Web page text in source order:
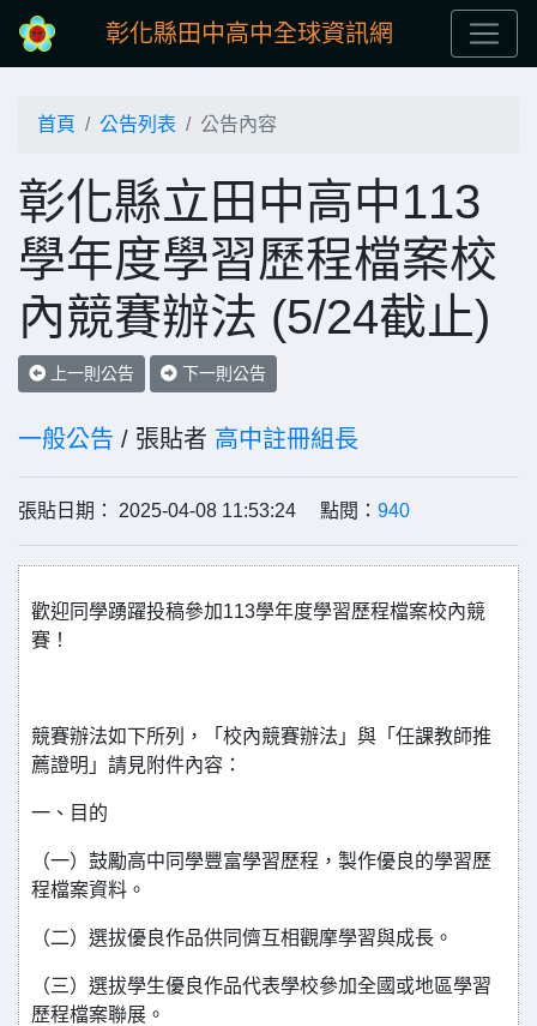
彰化縣田中高中全球資訊網
首頁 公告列表 公告內容
彰化縣立田中高中113
學年度學習歷程檔案校
內競賽辦法 (5/24截止)
上一則公告 下一則公告
一般公告 / 張貼者 高中註冊組長
張貼日期： 2025-04-08 11:53:24 點閱： 940
歡迎同學踴躍投稿參加113學年度學習歷程檔案校內競
賽！
競賽辦法如下所列，「校內競賽辦法」與「任課教師推
薦證明」請見附件內容：
一、目的
（一）鼓勵高中同學豐富學習歷程，製作優良的學習歷
程檔案資料。
（二）選拔優良作品供同儕互相觀摩學習與成長。
（三）選拔學生優良作品代表學校參加全國或地區學習
歷程檔案聯展。